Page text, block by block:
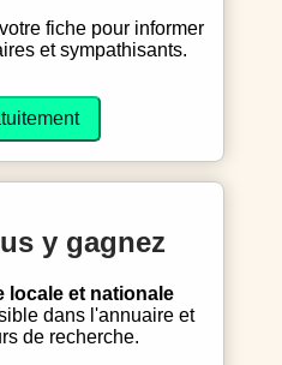
et sympathisants.
y gagnez
locale et nationale
dans l'annuaire et
de recherche.